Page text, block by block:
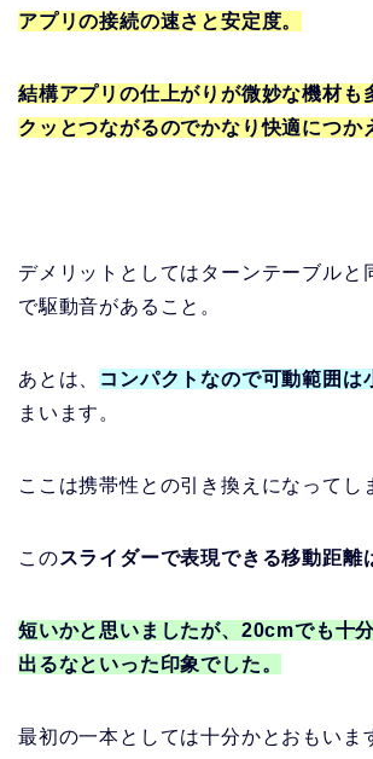
アプリの接続の速さと安定度。
結構アプリの仕上がりが微妙な機材も
クッとつながるのでかなり快適につか
デメリットとしてはターンテーブルと
で駆動音があること。
あとは、 コンパクトなので可動範囲は
まいます。
ここは携帯性との引き換えになってし
このスライダーで表現できる移動距離
短いかと思いましたが、20cmでも十
出るなといった印象でした。
最初の一本としては十分かとおもいま